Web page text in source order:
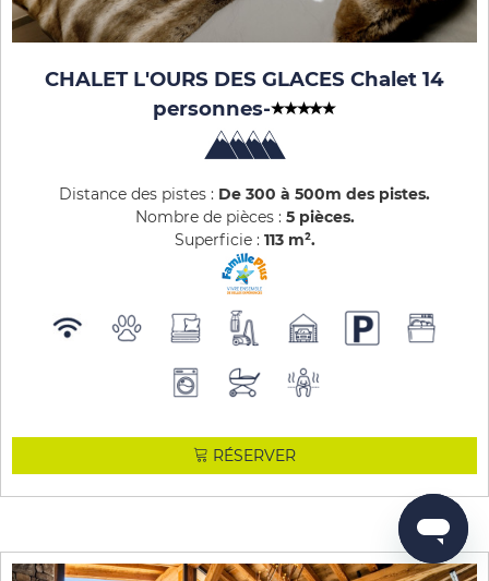
CHALET L'OURS DES GLACES Chalet 14
personnes-
Distance des pistes : De 300 à 500m des pistes
Nombre de pièces : 5 pièces
Superficie : 113 m²
RÉSERVER